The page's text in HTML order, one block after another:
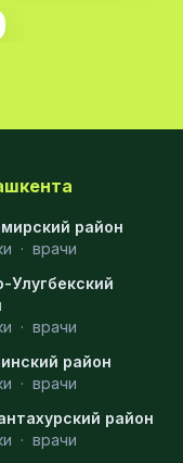
район
· врачи
Улугбекский
· врачи
район
· врачи
район
· врачи